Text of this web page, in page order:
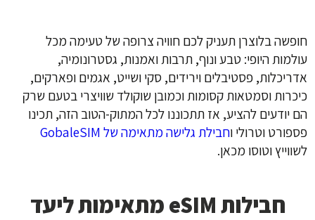
חופשה בלוצרן תעניק לכם חוויה צרופה של טעימה מכל
עולמות היופי: טבע ונוף, תרבות ואמנות, גסטרונומיה,
אדריכלות, פסטיבלים וירידים, סקי ושייט, אגמים ופארקים,
כיכרות וסמטאות קסומות וכמובן שוקולד שוויצרי בטעם שרק
הם יודעים להציע, אז תתכוננו לכל המתוק-הטוב הזה, תכינו
פספורט וטרולי וחבילת גלישה מתאימה של GobaleSIM
לשווייץ וטוסו מכאן.
חבילות eSIM מתאימות ליעד